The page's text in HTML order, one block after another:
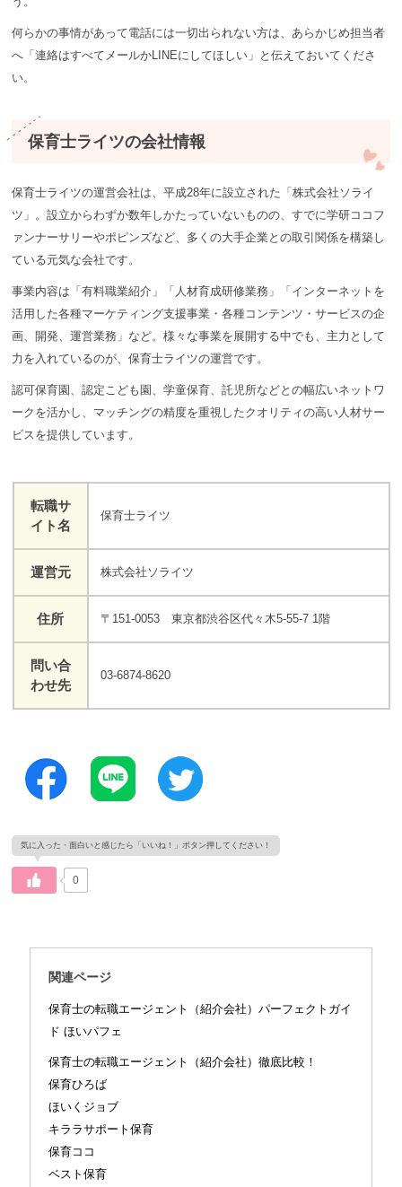
何らかの事情があって電話には一切出られない方は、あらかじめ担当者
へ「連絡はすべてメールかLINEにしてほしい」と伝えておいてくださ
い。
保育士ライツの会社情報
保育士ライツの運営会社は、平成28年に設立された「株式会社ソライ
ツ」。設立からわずか数年しかたっていないものの、すでに学研ココフ
ァンナーサリーやポピンズなど、多くの大手企業との取引関係を構築し
ている元気な会社です。
事業内容は「有料職業紹介」「人材育成研修業務」「インターネットを
活用した各種マーケティング支援事業・各種コンテンツ・サービスの企
画、開発、運営業務」など。様々な事業を展開する中でも、主力として
力を入れているのが、保育士ライツの運営です。
認可保育園、認定こども園、学童保育、託児所などとの幅広いネットワ
ークを活かし、マッチングの精度を重視したクオリティの高い人材サー
ビスを提供しています。
転職サ
イト名
保育士ライツ
運営元 株式会社ソライツ
住所 〒151-0053 東京都渋谷区代々木5-55-7 1階
問い合
わせ先
03-6874-8620
0
関連ページ
保育士の転職エージェント（紹介会社）パーフェクトガイ
ド ほいパフェ
保育士の転職エージェント（紹介会社）徹底比較！
保育ひろば
ほいくジョブ
キララサポート保育
保育ココ
ベスト保育